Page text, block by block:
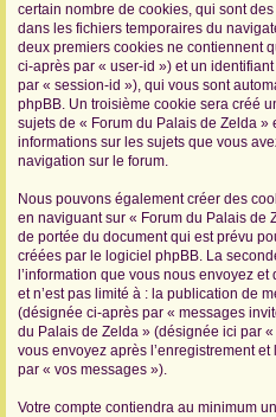
certain nombre de cookies, qui sont
dans les fichiers temporaires du
deux premiers cookies ne contiennent
ci-après par « user-id ») et un
par « session-id »), qui vous sont
phpBB. Un troisième cookie sera créé
sujets de « Forum du Palais de Zelda »
informations sur les sujets que vous
navigation sur le forum.
Nous pouvons également créer des
en naviguant sur « Forum du Palais de
de portée du document qui est prévu
créées par le logiciel phpBB. La
l’information que vous nous envoyez
et n’est pas limité à : la publication de
(désignée ci-après par « messages
du Palais de Zelda » (désignée ici par
vous envoyez après l’enregistrement
par « vos messages »).
Votre compte contiendra au minimum